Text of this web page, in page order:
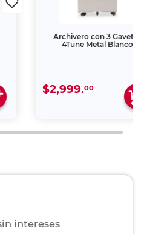
Archivero con 3 Gavetas
4Tune Metal Blanco
$2,999.00
intereses